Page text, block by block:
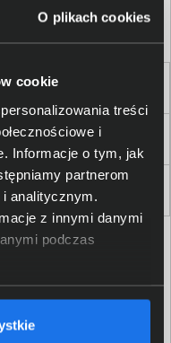
O plikach cookies
cookie
treści
i
Informacje o tym, jak
partnerom
analitycznym.
z innymi danymi
podczas